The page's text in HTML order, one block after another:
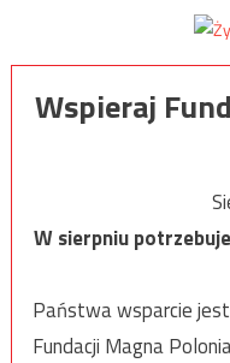
Wspieraj
W sierpniu
Państwa wsparcie
Fundacji Magna